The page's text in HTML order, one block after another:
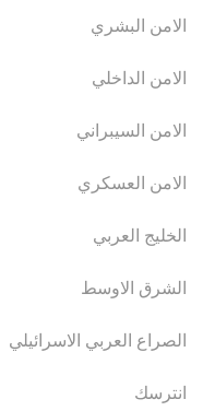
الامن البشري
الامن الداخلي
الامن السيبراني
الامن العسكري
الخليج العربي
الشرق الاوسط
الصراع العربي الاسرائيلي
انترسك